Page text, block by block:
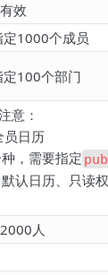
效
1000个成员
100个部门
意：
员日历
，需要指定
认日历、只读
人